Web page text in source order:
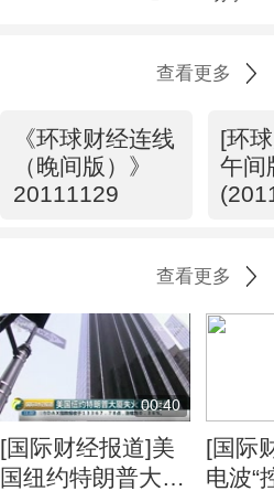
查看更多
《环球财经连线
（晚间版）》
20111129
[环
午间
查看更多
00:40
[国际财经报道]美
国纽约特朗普大厦
[国际
电波“